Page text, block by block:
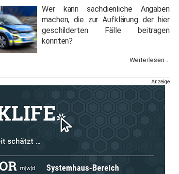
Wer kann sachdienliche Angaben
machen, die zur Aufklärung der hier
geschilderten Fälle beitragen
könnten?
Weiterlesen ...
Anzeige